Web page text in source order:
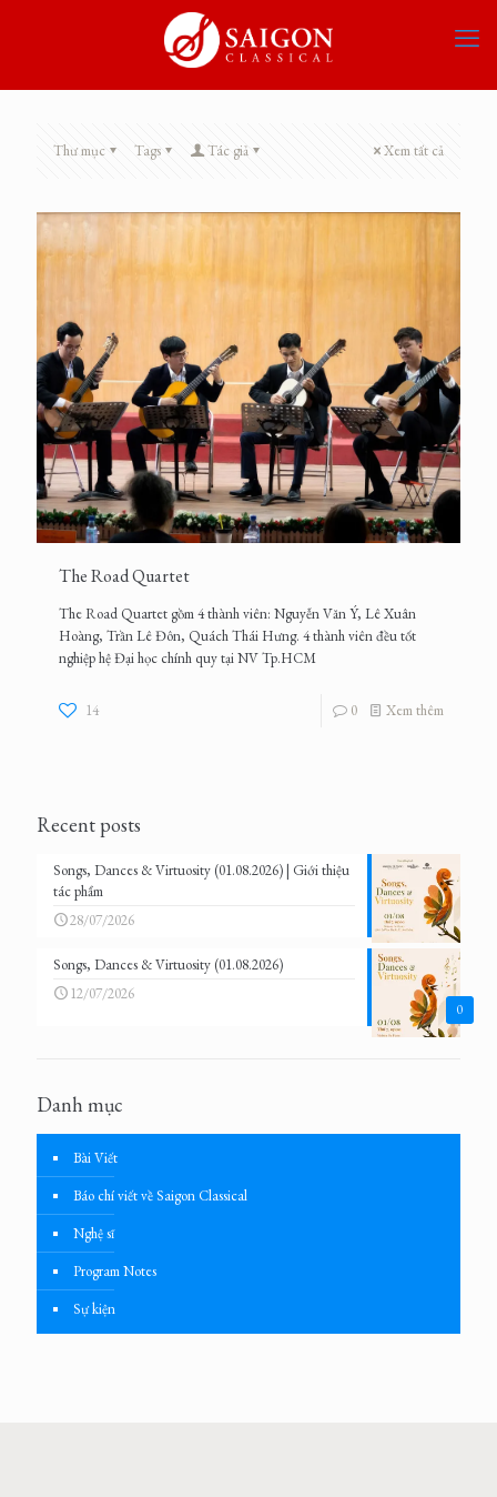
Thư mục Tags Tác giả Xem tất cả
The Road Quartet
The Road Quartet gồm 4 thành viên: Nguyễn Văn Ý, Lê Xuân
Hoàng, Trần Lê Đôn, Quách Thái Hưng. 4 thành viên đều tốt
nghiệp hệ Đại học chính quy tại NV Tp.HCM
14 0 Xem thêm
Recent posts
Songs, Dances & Virtuosity (01.08.2026) | Giới thiệu
tác phẩm
28/07/2026
0
Songs, Dances & Virtuosity (01.08.2026)
12/07/2026
Danh mục
Bài Viết
Báo chí viết về Saigon Classical
Nghệ sĩ
Program Notes
Sự kiện